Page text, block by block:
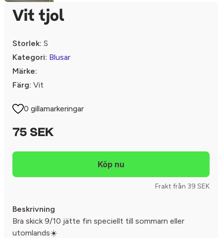
Vit tjol
Storlek: S
Kategori: Blusar
Märke:
Färg: Vit
0 gillamarkeringar
75 SEK
Frakt från 39 SEK
Beskrivning
Bra skick 9/10 jätte fin speciellt till sommarn eller
utomlands☀️